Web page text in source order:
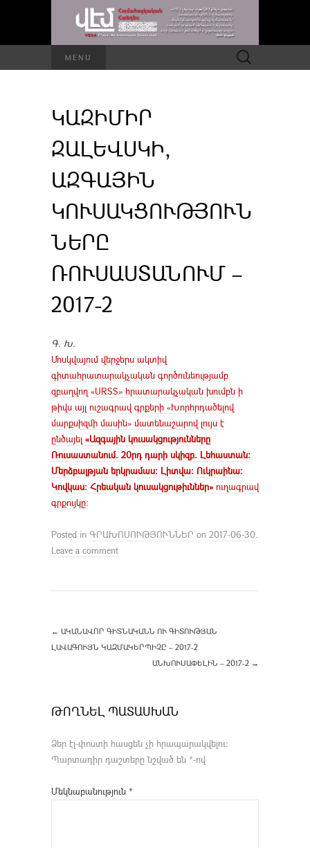
MENU Որոնել՝
ԿԱԶԻՄԻՐ
ԶԱԼԵՎՍԿԻ,
ԱԶԳԱՅԻՆ
ԿՈՒՍԱԿՑՈՒԹՅՈՒՆ
ՆԵՐԸ
ՌՈՒՍԱՍՏԱՆՈՒՄ –
2017-2
Գ. Խ.
Մոսկվայում վերջերս ակտիվ
գիտահրատարակչական գործունեությամբ
զբաղվող «URSS» հրատարակչական խումբն ի
թիվս այլ ուշագրավ գրքերի «Խորհրդածելով
մարքսիզմի մասին» մատենաշարով լույս է
ընծայել «Ազգային կուսակցությունները
Ռուսաստանում. 20րդ դարի սկիզբ. Լեհաստան:
Մերձբալթյան երկրամաս: Լիտվա: Ուկրաինա:
Կովկաս: Հրեական կուսակցութիւններ» ուղագրավ
գրքույկը:
Posted in ԳՐԱԽՈՍՈՒԹՅՈՒՆՆԵՐ on 2017-06-30.
Leave a comment
← ԱԿԱՆԱՎՈՐ ԳԻՏՆԱԿԱՆՆ ՈՒ ԳԻՏՈՒԹՅԱՆ
ԼԱՎԱԳՈՒՅՆ ԿԱԶՄԱԿԵՐՊԻՉԸ – 2017-2
ԱՆԽՈՒՍԱՓԵԼԻՆ – 2017-2 →
ԹՈՂՆԵԼ ՊԱՏԱՍԽԱՆ
Ձեր էլ-փոստի հասցեն չի հրապարակվելու։
Պարտադիր դաշտերը նշված են *-ով
Մեկնաբանություն *